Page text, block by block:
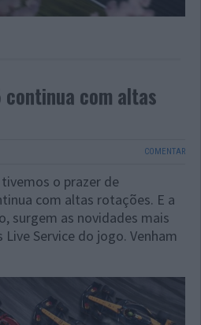
continua com altas
COMENTAR
tivemos o prazer de
com altas rotações. E a
surgem as novidades mais
Service do jogo. Venham